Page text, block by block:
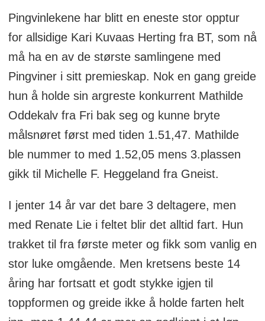
Pingvinlekene har blitt en eneste stor opptur
for allsidige Kari Kuvaas Herting fra BT, som nå
må ha en av de største samlingene med
Pingviner i sitt premieskap. Nok en gang greide
hun å holde sin argreste konkurrent Mathilde
Oddekalv fra Fri bak seg og kunne bryte
målsnøret først med tiden 1.51,47. Mathilde
ble nummer to med 1.52,05 mens 3.plassen
gikk til Michelle F. Heggeland fra Gneist.
I jenter 14 år var det bare 3 deltagere, men
med Renate Lie i feltet blir det alltid fart. Hun
trakket til fra første meter og fikk som vanlig en
stor luke omgående. Men kretsens beste 14
åring har fortsatt et godt stykke igjen til
toppformen og greide ikke å holde farten helt